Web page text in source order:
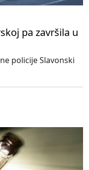
pa završila u
policije Slavonski